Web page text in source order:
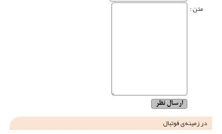
متن :
در زمینه‌ی فوتبال